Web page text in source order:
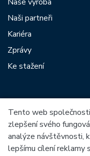
Naši partneři
Kariéra
Zprávy
Ke stažení
Mezi naše partnery
Tento web společnosti
zlepšení svého
analýze návštěvnosti,
lepšímu cílení reklamy